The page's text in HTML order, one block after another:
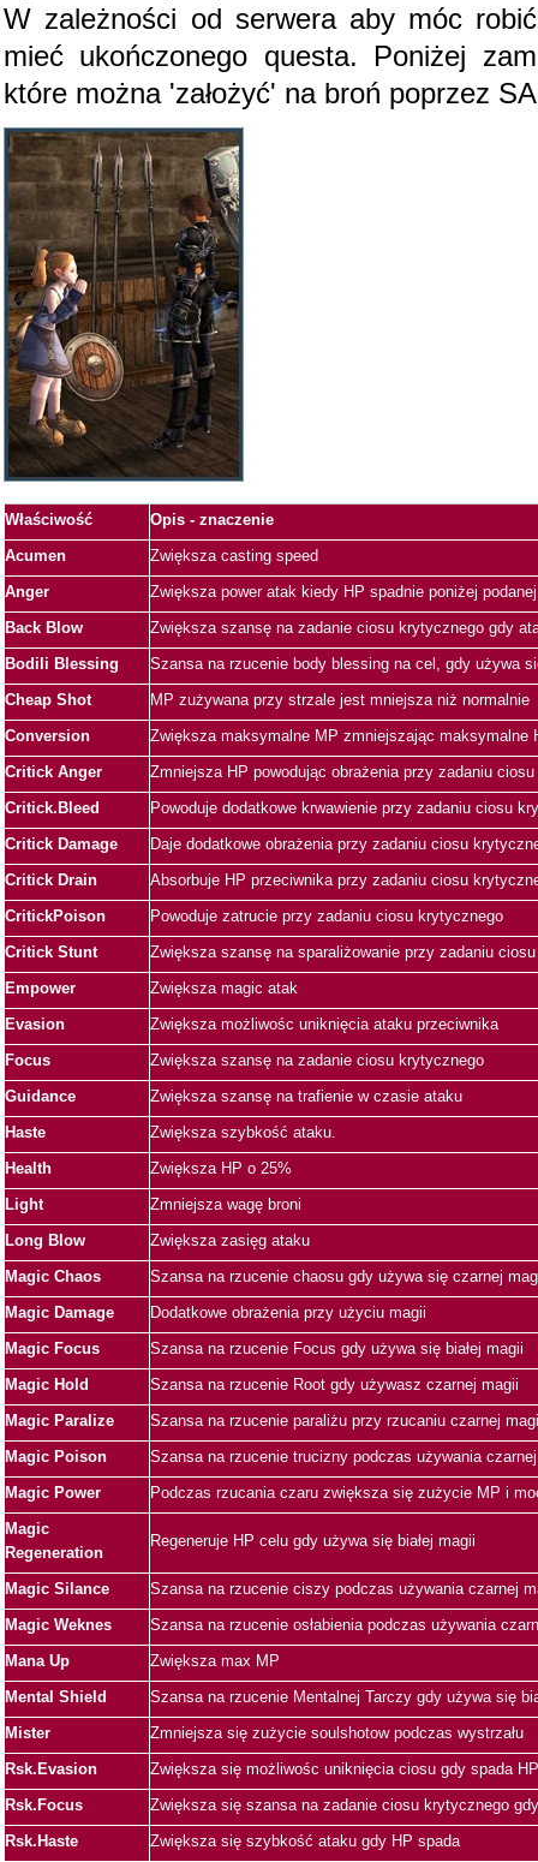
W zależności od serwera aby móc
mieć ukończonego questa. Poniżej
które można 'założyć' na broń poprzez
Właściwość
Opis - znaczenie
Acumen
Zwiększa casting speed
Anger
Zwiększa power atak kiedy HP spadnie poniżej
Back Blow
Zwiększa szansę na zadanie ciosu krytycznego gdy
Bodili Blessing
Szansa na rzucenie body blessing na cel, gdy używa
Cheap Shot
MP zużywana przy strzale jest mniejsza niż normalnie
Conversion
Zwiększa maksymalne MP zmniejszając maksymalne
Critick Anger
Zmniejsza HP powodując obrażenia przy zadaniu
Critick.Bleed
Powoduje dodatkowe krwawienie przy zadaniu ciosu
Critick Damage
Daje dodatkowe obrażenia przy zadaniu ciosu
Critick Drain
Absorbuje HP przeciwnika przy zadaniu ciosu
CritickPoison
Powoduje zatrucie przy zadaniu ciosu krytycznego
Critick Stunt
Zwiększa szansę na sparaliżowanie przy zadaniu
Empower
Zwiększa magic atak
Evasion
Zwiększa możliwośc uniknięcia ataku przeciwnika
Focus
Zwiększa szansę na zadanie ciosu krytycznego
Guidance
Zwiększa szansę na trafienie w czasie ataku
Haste
Zwiększa szybkość ataku.
Health
Zwiększa HP o 25%
Light
Zmniejsza wagę broni
Long Blow
Zwiększa zasięg ataku
Magic Chaos
Szansa na rzucenie chaosu gdy używa się czarnej
Magic Damage
Dodatkowe obrażenia przy użyciu magii
Magic Focus
Szansa na rzucenie Focus gdy używa się białej magii
Magic Hold
Szansa na rzucenie Root gdy używasz czarnej magii
Magic Paralize
Szansa na rzucenie paraliżu przy rzucaniu czarnej
Magic Poison
Szansa na rzucenie trucizny podczas używania
Magic Power
Podczas rzucania czaru zwiększa się zużycie MP i
Magic
Regeneration
Regeneruje HP celu gdy używa się białej magii
Magic Silance
Szansa na rzucenie ciszy podczas używania czarnej
Magic Weknes
Szansa na rzucenie osłabienia podczas używania
Mana Up
Zwiększa max MP
Mental Shield
Szansa na rzucenie Mentalnej Tarczy gdy używa się
Mister
Zmniejsza się zużycie soulshotow podczas wystrzału
Rsk.Evasion
Zwiększa się możliwośc uniknięcia ciosu gdy spada
Rsk.Focus
Zwiększa się szansa na zadanie ciosu krytycznego
Rsk.Haste
Zwiększa się szybkość ataku gdy HP spada